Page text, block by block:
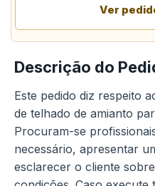
Ver
Descrição do
Este pedido diz respeito
de telhado de amianto
Procuram-se
necessário, apresentar
esclarecer o cliente